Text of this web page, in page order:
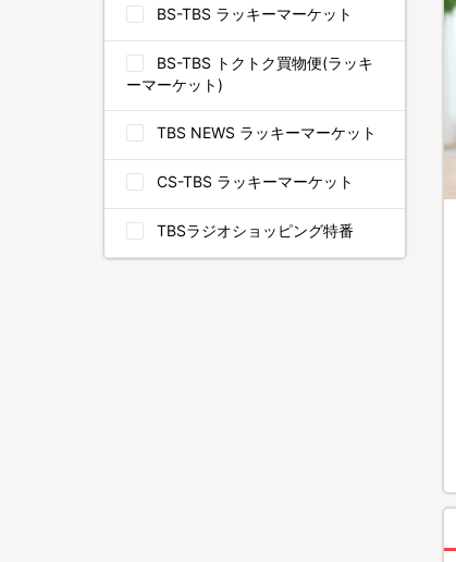
BS-TBS ラッキーマーケット
BS-TBS トクトク買物便(ラッキ
ーマーケット)
TBS NEWS ラッキーマーケット
CS-TBS ラッキーマーケット
TBSラジオショッピング特番